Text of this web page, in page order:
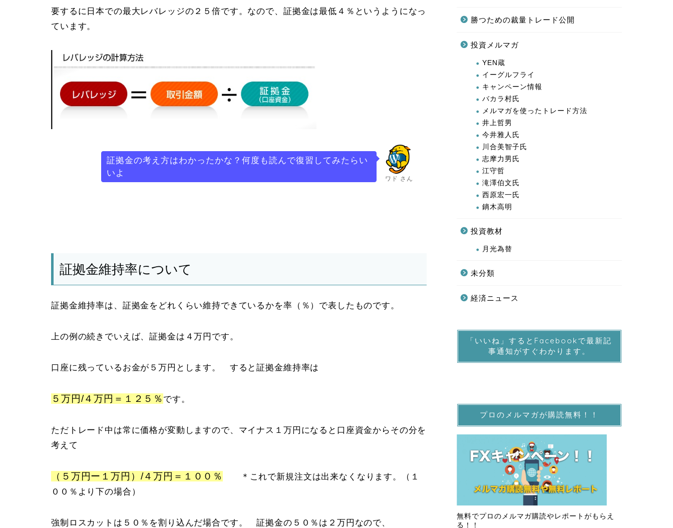
要するに日本での最大レバレッジの２５倍です。なので、証拠金は最低４％というようになっ
ています。
ワド さん
証拠金の考え方はわかったかな？何度も読んで復習してみたらい
いよ
証拠金維持率について
証拠金維持率は、証拠金をどれくらい維持できているかを率（％）で表したものです。
上の例の続きでいえば、証拠金は４万円です。
口座に残っているお金が５万円とします。 すると証拠金維持率は
５万円/４万円＝１２５％ です。
ただトレード中は常に価格が変動しますので、マイナス１万円になると口座資金からその分を
考えて
（５万円ー１万円）/４万円＝１００％
＊これで新規注文は出来なくなります。（１
００％より下の場合）
強制ロスカットは５０％を割り込んだ場合です。 証拠金の５０％は２万円なので、
勝つための裁量トレード公開
投資メルマガ
YEN蔵
イーグルフライ
キャンペーン情報
バカラ村氏
メルマガを使ったトレード方法
井上哲男
今井雅人氏
川合美智子氏
志摩力男氏
江守哲
滝澤伯文氏
西原宏一氏
鏑木高明
投資教材
月光為替
未分類
経済ニュース
「いいね」するとFacebookで最新記
事通知がすぐわかります。
プロのメルマガが購読無料！！
無料でプロのメルマガ購読やレポートがもらえ
る！！